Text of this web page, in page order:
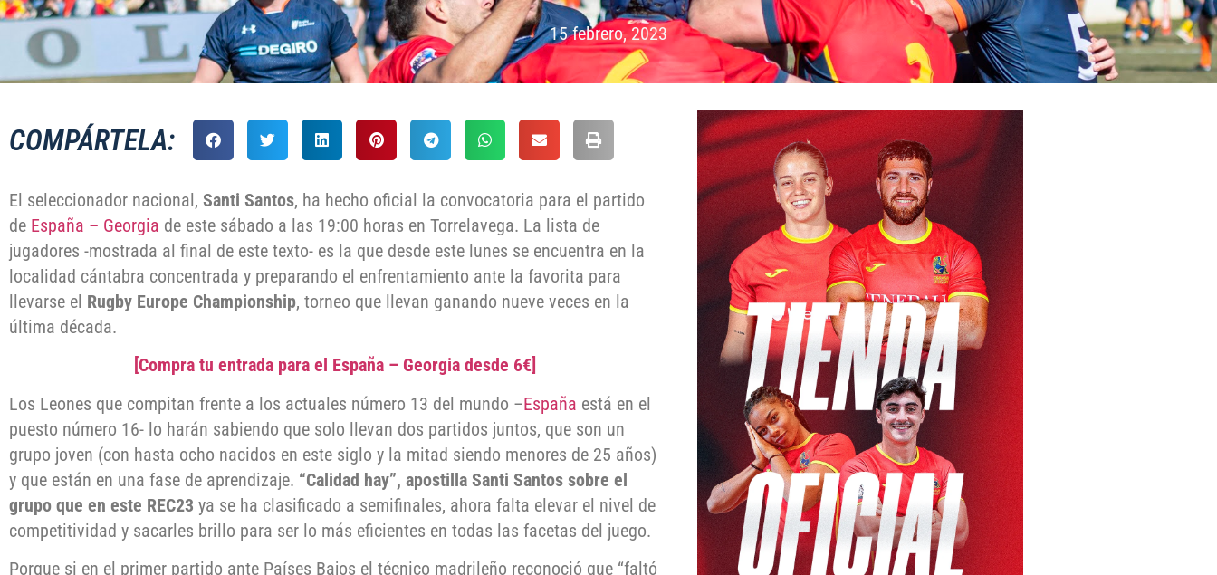
15 febrero, 2023
COMPÁRTELA:
El seleccionador nacional, Santi Santos, ha hecho oficial la convocatoria para el partido
de España – Georgia de este sábado a las 19:00 horas en Torrelavega. La lista de
jugadores -mostrada al final de este texto- es la que desde este lunes se encuentra en la
localidad cántabra concentrada y preparando el enfrentamiento ante la favorita para
llevarse el Rugby Europe Championship, torneo que llevan ganando nueve veces en la
última década.
[Compra tu entrada para el España – Georgia desde 6€]
Los Leones que compitan frente a los actuales número 13 del mundo –España está en el
puesto número 16- lo harán sabiendo que solo llevan dos partidos juntos, que son un
grupo joven (con hasta ocho nacidos en este siglo y la mitad siendo menores de 25 años)
y que están en una fase de aprendizaje. “Calidad hay”, apostilla Santi Santos sobre el
grupo que en este REC23 ya se ha clasificado a semifinales, ahora falta elevar el nivel de
competitividad y sacarles brillo para ser lo más eficientes en todas las facetas del juego.
Porque si en el primer partido ante Países Bajos el técnico madrileño reconoció que “faltó